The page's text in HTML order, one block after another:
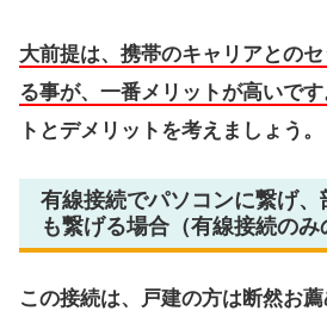
大前提は、携帯のキャリアとの
る事が、一番メリットが高いです
トとデメリットを考えましょう。
有線接続でパソコンに繋げ
も繋げる場合（有線接続のみ
この接続は、戸建の方は断然お薦